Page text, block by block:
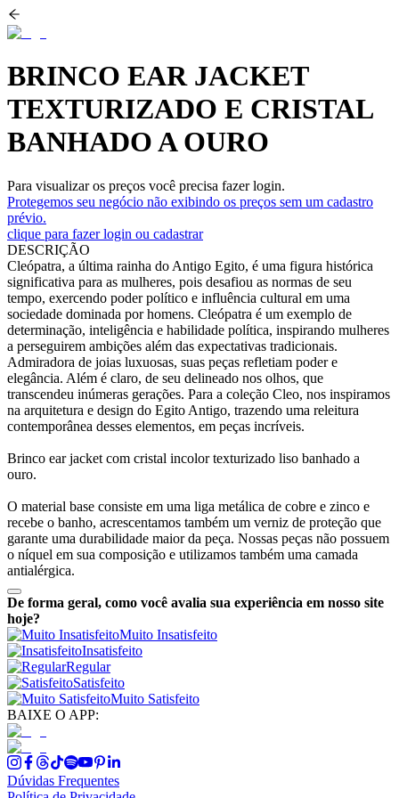
BRINCO EAR JACKET
TEXTURIZADO E CRISTAL
BANHADO A OURO
Para visualizar os preços você precisa fazer login.
Protegemos seu negócio não exibindo os preços sem um cadastro
prévio.
clique para fazer login ou cadastrar
DESCRIÇÃO
Cleópatra, a última rainha do Antigo Egito, é uma figura histórica
significativa para as mulheres, pois desafiou as normas de seu
tempo, exercendo poder político e influência cultural em uma
sociedade dominada por homens. Cleópatra é um exemplo de
determinação, inteligência e habilidade política, inspirando mulheres
a perseguirem ambições além das expectativas tradicionais.
Admiradora de joias luxuosas, suas peças refletiam poder e
elegância. Além é claro, de seu delineado nos olhos, que
transcendeu inúmeras gerações. Para a coleção Cleo, nos inspiramos
na arquitetura e design do Egito Antigo, trazendo uma releitura
contemporânea desses elementos, em peças incríveis.
Brinco ear jacket com cristal incolor texturizado liso banhado a
ouro.
O material base consiste em uma liga metálica de cobre e zinco e
recebe o banho, acrescentamos também um verniz de proteção que
garante uma durabilidade maior da peça. Nossas peças não possuem
o níquel em sua composição e utilizamos também uma camada
antialérgica.
De forma geral, como você avalia sua experiência em nosso site
hoje?
Muito Insatisfeito
Insatisfeito
Regular
Satisfeito
Muito Satisfeito
BAIXE O APP:
Dúvidas Frequentes